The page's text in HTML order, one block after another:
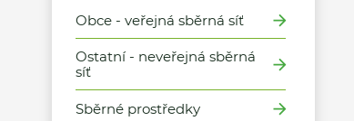
Obce - veřejná sběrná síť
Ostatní - neveřejná sběrná
síť
Sběrné prostředky